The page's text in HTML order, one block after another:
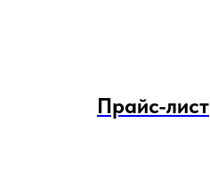
Прайс-лист